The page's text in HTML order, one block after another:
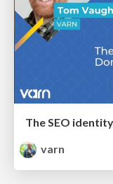
varn